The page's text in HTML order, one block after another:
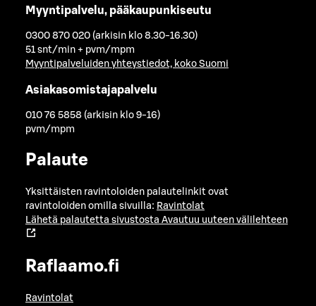
Myyntipalvelu, pääkaupunkiseutu
0300 870 020 (arkisin klo 8.30-16.30)
51 snt/min + pvm/mpm
Myyntipalveluiden yhteystiedot, koko Suomi
Asiakasomistajapalvelu
010 76 5858 (arkisin klo 9-16)
pvm/mpm
Palaute
Yksittäisten ravintoloiden palautelinkit ovat
ravintoloiden omilla sivuilla: Ravintolat
Lähetä palautetta sivustosta Avautuu uuteen välilehteen
Raflaamo.fi
Ravintolat